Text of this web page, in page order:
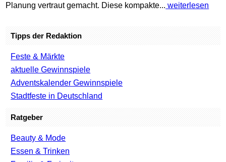
Planung vertraut gemacht. Diese kompakte... weiterlesen
Tipps der Redaktion
Feste & Märkte
aktuelle Gewinnspiele
Adventskalender Gewinnspiele
Stadtfeste in Deutschland
Ratgeber
Beauty & Mode
Essen & Trinken